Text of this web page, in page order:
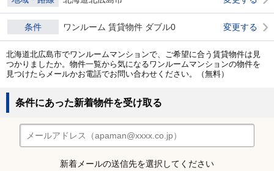
条件 ワンルーム 賃貸物件 ダブル0 変更する
北海道北広島市でワンルームマンションで、ご希望に合う賃貸物件は見
つかりましたか。物件一覧から気になるワンルームマンションの物件を
見つけたらメールかお電話でお問い合わせください。（無料）
条件にあった新着物件を受け取る
新着メールの送信先を選択してください